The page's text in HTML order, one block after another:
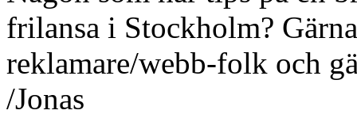
frilansa i Stockholm?
reklamare/webb-folk och
/Jonas